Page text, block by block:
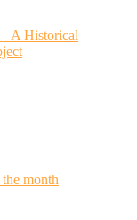
A Historical
month